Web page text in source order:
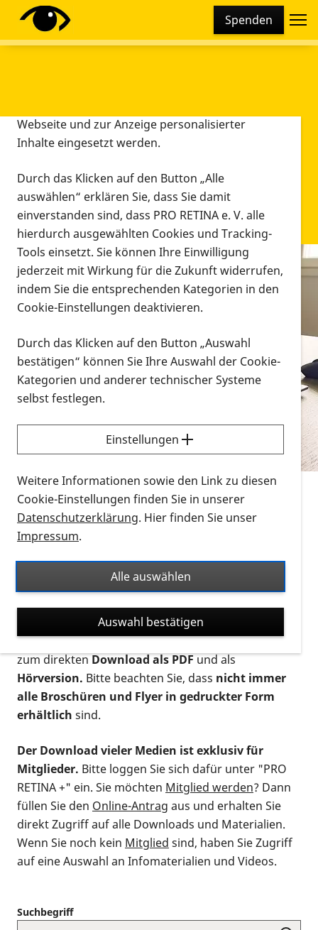
Spenden
Infomaterial
Infomaterial
Vorlesen
Alle Infomaterialien in verschiedenen
Formaten an einem Ort
Sie möchten wissen, wie Sie nach Infonmaterial
suchen und dieses bestellen bzw. herunterladen
können? Schauen Sie sich dieErklärvideos zum
Thema Infomaterial auf der PRO RETINA-Website
für blinde und sehbehinderte Menschen an.
Auf dieser Seite finden Sie sämtliches Infomaterial
Ort. Nutzen Sie den Formatfilter, um ausschließlich
nach Flyern und Broschüren, Audios oder Videos zu
suchen. Die meisten Flyer und Broschüren werden in
verschiedenen Formaten angeboten: zur
postalischen Bestellung als gedruckte Variante
zum direktenDownload als PDFund als
Hörversion. Bitte beachten Sie, dass nicht immer
alle Broschüren und Flyer in gedruckter Form
erhältlich sind.
Der Download vieler Medien ist exklusiv für
Mitglieder. Bitte loggen Sie sich dafür unter "PRO
RETINA +" ein. Sie möchten Mitglied werden? Dann
füllen Sie den Online-Antrag aus und erhalten Sie
direkt Zugriff auf alle Downloads und Materialien.
Wenn Sie noch kein Mitglied sind, haben Sie Zugriff
auf eine Auswahl an Infomaterialien und Videos.
Suchbegriff
Diese Webseite setzt verschiedene Cookies und
Tracking-Tools ein. Dies beinhaltet Cookies und
Webseite und zur Anzeige personalisierter
Inhalte eingesetzt werden.
Durch das Klicken auf den Button „Alle
auswählen“ erklären Sie, dass Sie damit
einverstanden sind, dass PRO RETINA e. V. alle
hierdurch ausgewählten Cookies und Tracking-
Tools einsetzt. Sie können Ihre Einwilligung
jederzeit mit Wirkung für die Zukunft widerrufen,
indem Sie die entsprechenden Kategorien in den
Cookie-Einstellungen deaktivieren.
Durch das Klicken auf den Button „Auswahl
bestätigen“ können Sie Ihre Auswahl der Cookie-
Kategorien und anderer technischer Systeme
selbst festlegen.
Einstellungen
Weitere Informationen sowie den Link zu diesen
Cookie-Einstellungen finden Sie in unserer
Datenschutzerklärung. Hier finden Sie unser
Impressum.
Alle auswählen
Auswahl bestätigen